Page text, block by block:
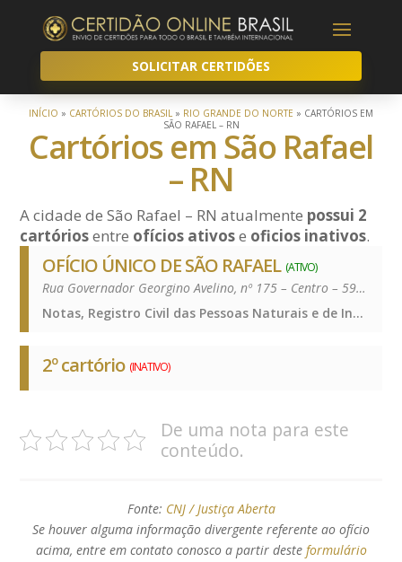
SOLICITAR CERTIDÕES
INÍCIO » CARTÓRIOS DO BRASIL » RIO GRANDE DO NORTE » CARTÓRIOS EM
SÃO RAFAEL – RN
Cartórios em São Rafael
– RN
A cidade de São Rafael – RN atualmente possui 2
cartóriosentre ofícios ativose oficios inativos.
OFÍCIO ÚNICO DE SÃO RAFAEL (ATIVO)
Rua Governador Georgino Avelino, nº 175 – Centro – 59518-000
Notas, Registro Civil das Pessoas Naturais e de Interdições e Tutelas, Registro de Imóveis, Registro de Títulos e Documentos e Civis das Pessoas Jurídicas, Notas, Registro Civil das Pessoas Naturais e de Interdições e Tutelas, Registro de Imóveis, Registro de Títulos e Documentos e Civis das Pessoas Jurídicas, Notas, Registro Civil das Pessoas Naturais e de Interdições e Tutelas, Registro de Imóveis, Registro de Títulos e Documentos e Civis das Pessoas Jurídicas
2º cartório (INATIVO)
De uma nota para este
conteúdo.
Fonte: CNJ / Justiça Aberta
Se houver alguma informação divergente referente ao ofício
acima, entre em contato conosco a partir deste formulário